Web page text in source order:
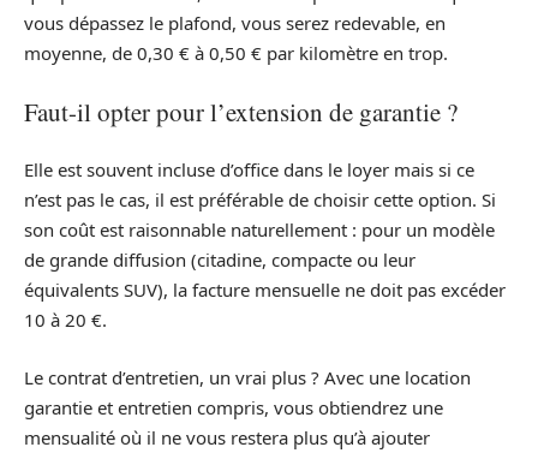
vous dépassez le plafond, vous serez redevable, en
moyenne, de 0,30 € à 0,50 € par kilomètre en trop.
Faut-il opter pour l’extension de garantie ?
Elle est souvent incluse d’office dans le loyer mais si ce
n’est pas le cas, il est préférable de choisir cette option. Si
son coût est raisonnable naturellement : pour un modèle
de grande diffusion (citadine, compacte ou leur
équivalents SUV), la facture mensuelle ne doit pas excéder
10 à 20 €.
Le contrat d’entretien, un vrai plus ? Avec une location
garantie et entretien compris, vous obtiendrez une
mensualité où il ne vous restera plus qu’à ajouter